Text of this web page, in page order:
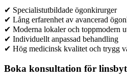
✔ Specialistutbildade ögonkirurger
✔ Lång erfarenhet av avancerad
✔ Moderna lokaler och toppmodern
✔ Individuellt anpassad behandling
✔ Hög medicinsk kvalitet och trygg
Boka konsultation för